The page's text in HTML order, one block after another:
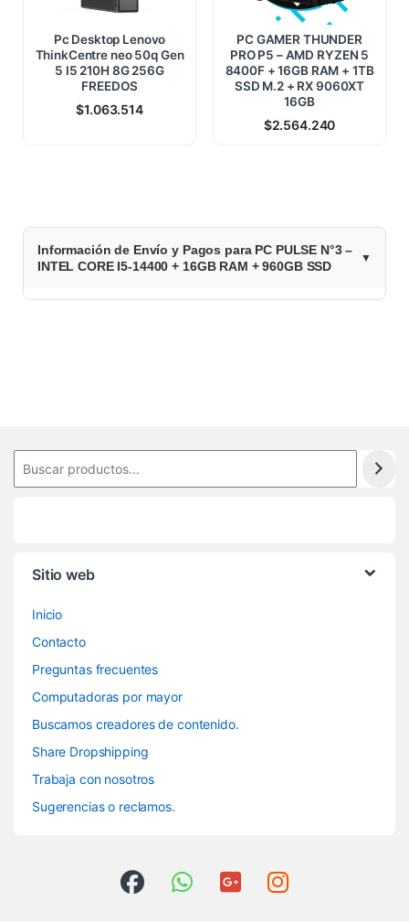
Pc Desktop Lenovo
ThinkCentre neo 50q Gen
5 I5 210H 8G 256G
FREEDOS
$1.063.514
PC GAMER THUNDER
PRO P5 – AMD RYZEN 5
8400F + 16GB RAM + 1TB
SSD M.2 + RX 9060XT
16GB
$2.564.240
Información de Envío y Pagos para PC PULSE N°3 –
INTEL CORE I5-14400 + 16GB RAM + 960GB SSD
Sitio web
Inicio
Contacto
Preguntas frecuentes
Computadoras por mayor
Buscamos creadores de contenido.
Share Dropshipping
Trabaja con nosotros
Sugerencias o reclamos.